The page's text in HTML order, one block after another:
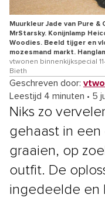
Muurkleur Jade van Pure
MrStarsky. Konijnlamp
Woodies. Beeld tijger en
mozesmand markt.
vtwonen binnenkijkspecial
Bieth
Geschreven door:
Leestijd 4 minuten • 5
Niks zo
gehaast in
graaien, op
outfit. De
ingedeelde en